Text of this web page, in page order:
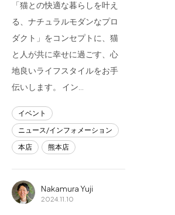
フラッグシップストア
熊本店
Arv
「猫との快適な暮らしを叶え
る、ナチュラルモダンなプロ
ダクト」をコンセプトに、猫
と人が共に幸せに過ごす、心
地良いライフスタイルをお手
伝いします。 イン…
イベント
ニュース/インフォメーション
本店
熊本店
Nakamura Yuji
2024.11.10